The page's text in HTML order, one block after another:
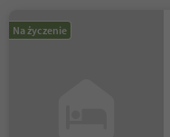
Na życzenie